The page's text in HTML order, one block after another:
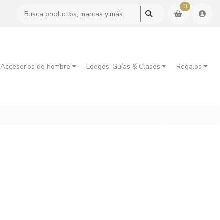
0
de hombre Lodges, Guías & Clases Regalos